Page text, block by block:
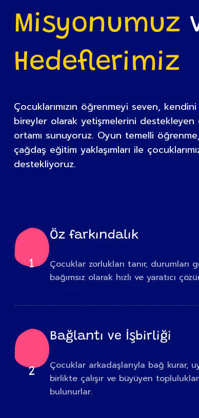
Misyonumuz
Hedeflerimiz
Çocuklarımızın öğrenmeyi seven,
bireyler olarak yetişmelerini
ortamı sunuyoruz. Oyun temelli
çağdaş eğitim yaklaşımları ile
destekliyoruz.
1
Öz farkındalık
Çocuklar zorlukları tanır, durumları
bağımsız olarak hızlı ve yaratıcı
2
Bağlantı ve İşbirliği
Çocuklar arkadaşlarıyla bağ kurar,
birlikte çalışır ve büyüyen
bulunurlar.